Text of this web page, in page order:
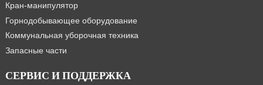
Кран-манипулятор
Горнодобывающее оборудование
Коммунальная уборочная техника
Запасные части
СЕРВИС И ПОДДЕРЖКА